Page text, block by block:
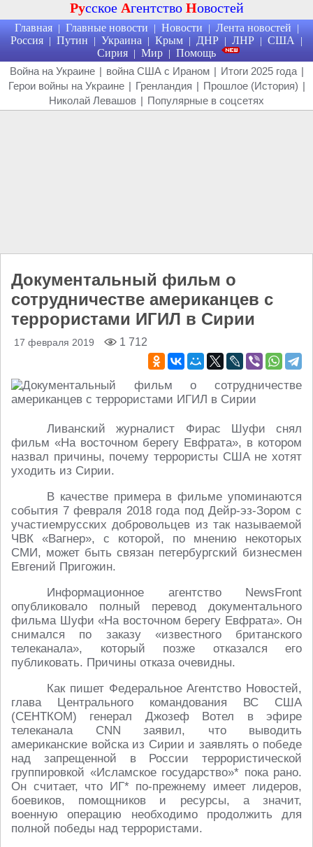
Русское Агентство Новостей
Главная | Главные новости | Новости | Лента новостей |
Россия | Путин | Украина | Крым | ДНР | ЛНР | США |
Сирия | Мир | Помощь
Война на Украине | война США с Ираном | Итоги 2025 года |
Герои войны на Украине | Гренландия | Прошлое (История) |
Николай Левашов | Популярные в соцсетях
Документальный фильм о
сотрудничестве американцев с
террористами ИГИЛ в Сирии
17 февраля 2019 1 712
Ливанский журналист Фирас Шуфи снял
фильм «На восточном берегу Евфрата», в котором
назвал причины, почему террористы США не хотят
уходить из Сирии.
В качестве примера в фильме упоминаются
события 7 февраля 2018 года под Дейр-эз-Зором с
участиемрусских добровольцев из так называемой
ЧВК «Вагнер», с которой, по мнению некоторых
СМИ, может быть связан петербургский бизнесмен
Евгений Пригожин.
Информационное агентство NewsFront
опубликовало полный перевод документального
фильма Шуфи «На восточном берегу Евфрата». Он
снимался по заказу «известного британского
телеканала», который позже отказался его
публиковать. Причины отказа очевидны.
Как пишет Федеральное Агентство Новостей,
глава Центрального командования ВС США
(СЕНТКОМ) генерал Джозеф Вотел в эфире
телеканала CNN заявил, что выводить
американские войска из Сирии и заявлять о победе
над запрещенной в России террористической
группировкой «Исламское государство»* пока рано.
Он считает, что ИГ* по-прежнему имеет лидеров,
боевиков, помощников и ресурсы, а значит,
военную операцию необходимо продолжить для
полной победы над террористами.